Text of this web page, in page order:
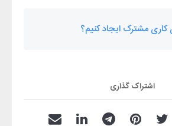
مشترک ایجاد کنیم؟
اشتراک گذاری